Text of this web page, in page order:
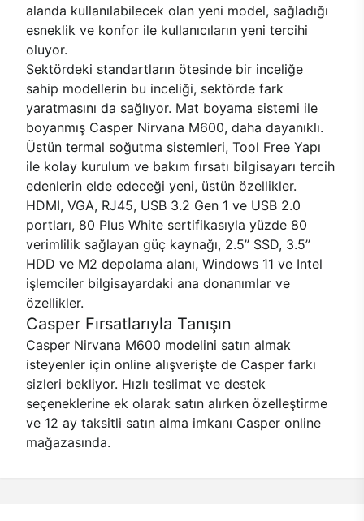
alanda kullanılabilecek olan yeni model, sağladığı
esneklik ve konfor ile kullanıcıların yeni tercihi
oluyor.
Sektördeki standartların ötesinde bir inceliğe
sahip modellerin bu inceliği, sektörde fark
yaratmasını da sağlıyor. Mat boyama sistemi ile
boyanmış Casper Nirvana M600, daha dayanıklı.
Üstün termal soğutma sistemleri, Tool Free Yapı
ile kolay kurulum ve bakım fırsatı bilgisayarı tercih
edenlerin elde edeceği yeni, üstün özellikler.
HDMI, VGA, RJ45, USB 3.2 Gen 1 ve USB 2.0
portları, 80 Plus White sertifikasıyla yüzde 80
verimlilik sağlayan güç kaynağı, 2.5’’ SSD, 3.5’’
HDD ve M2 depolama alanı, Windows 11 ve Intel
işlemciler bilgisayardaki ana donanımlar ve
özellikler.
Casper Fırsatlarıyla Tanışın
Casper Nirvana M600 modelini satın almak
isteyenler için online alışverişte de Casper farkı
sizleri bekliyor. Hızlı teslimat ve destek
seçeneklerine ek olarak satın alırken özelleştirme
ve 12 ay taksitli satın alma imkanı Casper online
mağazasında.